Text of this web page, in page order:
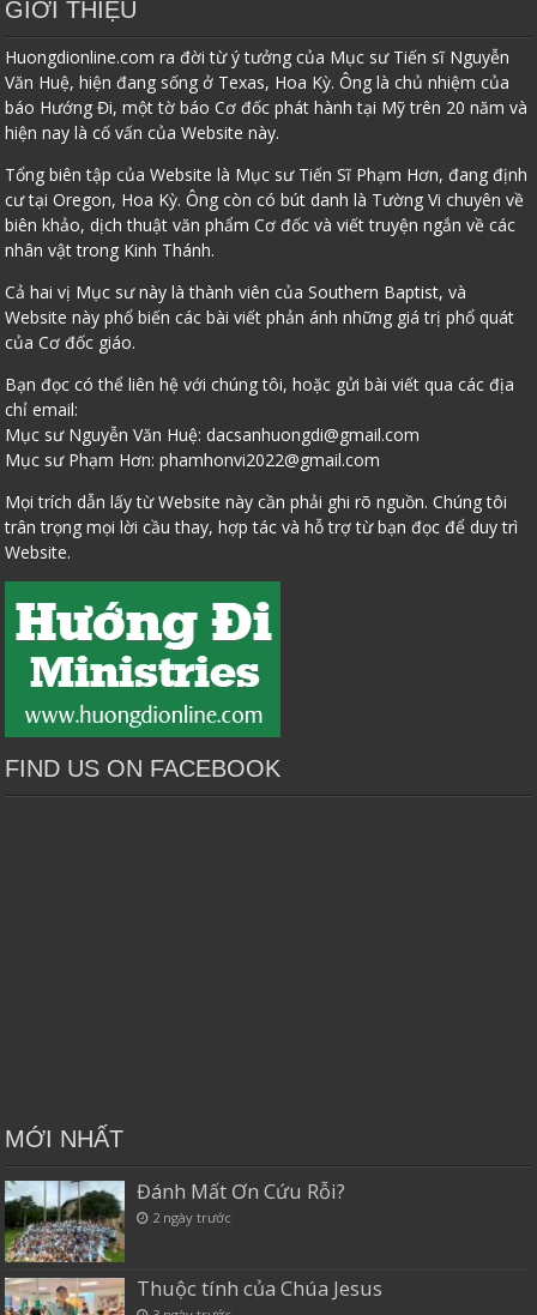
GIỚI THIỆU
Huongdionline.com ra đời từ ý tưởng của Mục sư Tiến sĩ Nguyễn
Văn Huệ, hiện đang sống ở Texas, Hoa Kỳ. Ông là chủ nhiệm của
báo Hướng Đi, một tờ báo Cơ đốc phát hành tại Mỹ trên 20 năm và
hiện nay là cố vấn của Website này.
Tổng biên tập của Website là Mục sư Tiến Sĩ Phạm Hơn, đang định
cư tại Oregon, Hoa Kỳ. Ông còn có bút danh là Tường Vi chuyên về
biên khảo, dịch thuật văn phẩm Cơ đốc và viết truyện ngắn về các
nhân vật trong Kinh Thánh.
Cả hai vị Mục sư này là thành viên của Southern Baptist, và
Website này phổ biến các bài viết phản ánh những giá trị phổ quát
của Cơ đốc giáo.
Bạn đọc có thể liên hệ với chúng tôi, hoặc gửi bài viết qua các địa
chỉ email:
Mục sư Nguyễn Văn Huệ:dacsanhuongdi@gmail.com
Mục sư Phạm Hơn:phamhonvi2022@gmail.com
Mọi trích dẫn lấy từ Website này cần phải ghi rõ nguồn. Chúng tôi
trân trọng mọi lời cầu thay, hợp tác và hỗ trợ từ bạn đọc để duy trì
Website.
FIND US ON FACEBOOK
MỚI NHẤT
Đánh Mất Ơn Cứu Rỗi?
2 ngày trước
Thuộc tính của Chúa Jesus